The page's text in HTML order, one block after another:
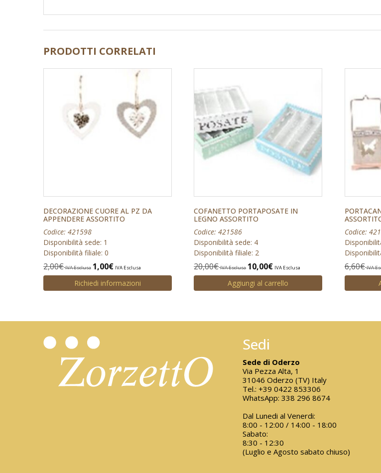
PRODOTTI CORRELATI
DECORAZIONE CUORE AL PZ DA
APPENDERE ASSORTITO
Codice: 421598
Disponibilità sede: 1
Disponibilità filiale: 0
2,00€ IVA Esclusa 1,00€ IVA Esclusa
Richiedi informazioni
COFANETTO PORTAPOSATE IN
LEGNO ASSORTITO
Codice: 421586
Disponibilità sede: 4
Disponibilità filiale: 2
20,00€ IVA Esclusa 10,00€ IVA Esclusa
Aggiungi al carrello
Codice:
6,60€ IVA
Sedi
Sede di Oderzo
Via Pezza Alta, 1
31046 Oderzo (TV) Italy
Tel.: +39 0422 853306
WhatsApp: 338 296 8674
Dal Lunedi al Venerdi:
8:00 - 12:00 / 14:00 - 18:00
Sabato:
8:30 - 12:30
(Luglio e Agosto sabato chiuso)